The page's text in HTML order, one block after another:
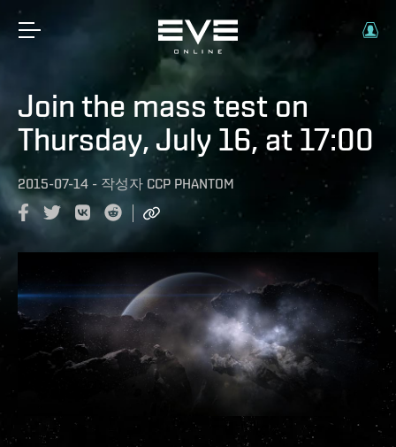
Join the mass test on
Thursday, July 16, at 17:00
2015-07-14 - 작성자 CCP PHANTOM